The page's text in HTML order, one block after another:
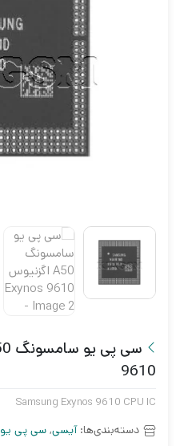
9610
Samsung Exynos 9610 CPU IC
دسته‌بندی‌ها:آیسی, سی پی یو CPU